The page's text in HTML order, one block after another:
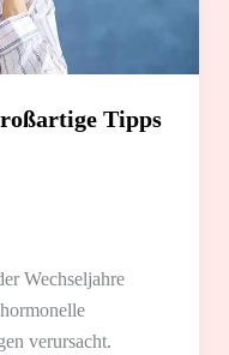
Tipps
Wechseljahre
verursacht.